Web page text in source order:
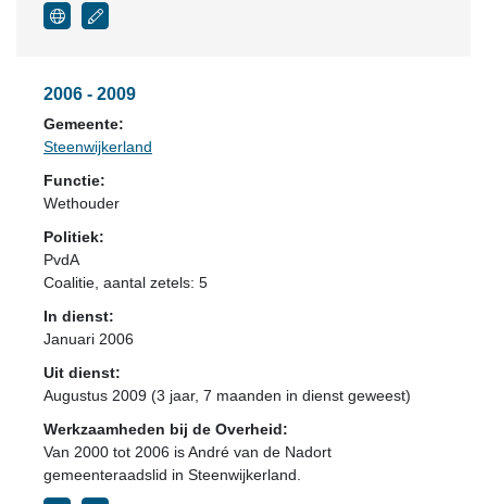
2006 - 2009
Gemeente:
Steenwijkerland
Functie:
Wethouder
Politiek:
PvdA
Coalitie , aantal zetels: 5
In dienst:
Januari 2006
Uit dienst:
Augustus 2009 (3 jaar, 7 maanden in dienst geweest)
Werkzaamheden bij de Overheid:
Van 2000 tot 2006 is André van de Nadort
gemeenteraadslid in Steenwijkerland.